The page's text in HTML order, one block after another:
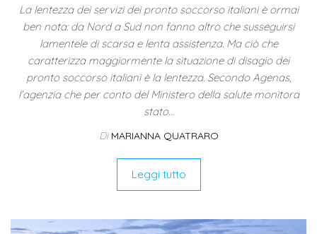
La lentezza dei servizi dei pronto soccorso italiani è ormai
ben nota: da Nord a Sud non fanno altro che susseguirsi
lamentele di scarsa e lenta assistenza. Ma ciò che
caratterizza maggiormente la situazione di disagio dei
pronto soccorso italiani è la lentezza. Secondo Agenas,
l’agenzia che per conto del Ministero della salute monitora
stato…
Di MARIANNA QUATRARO
Leggi tutto